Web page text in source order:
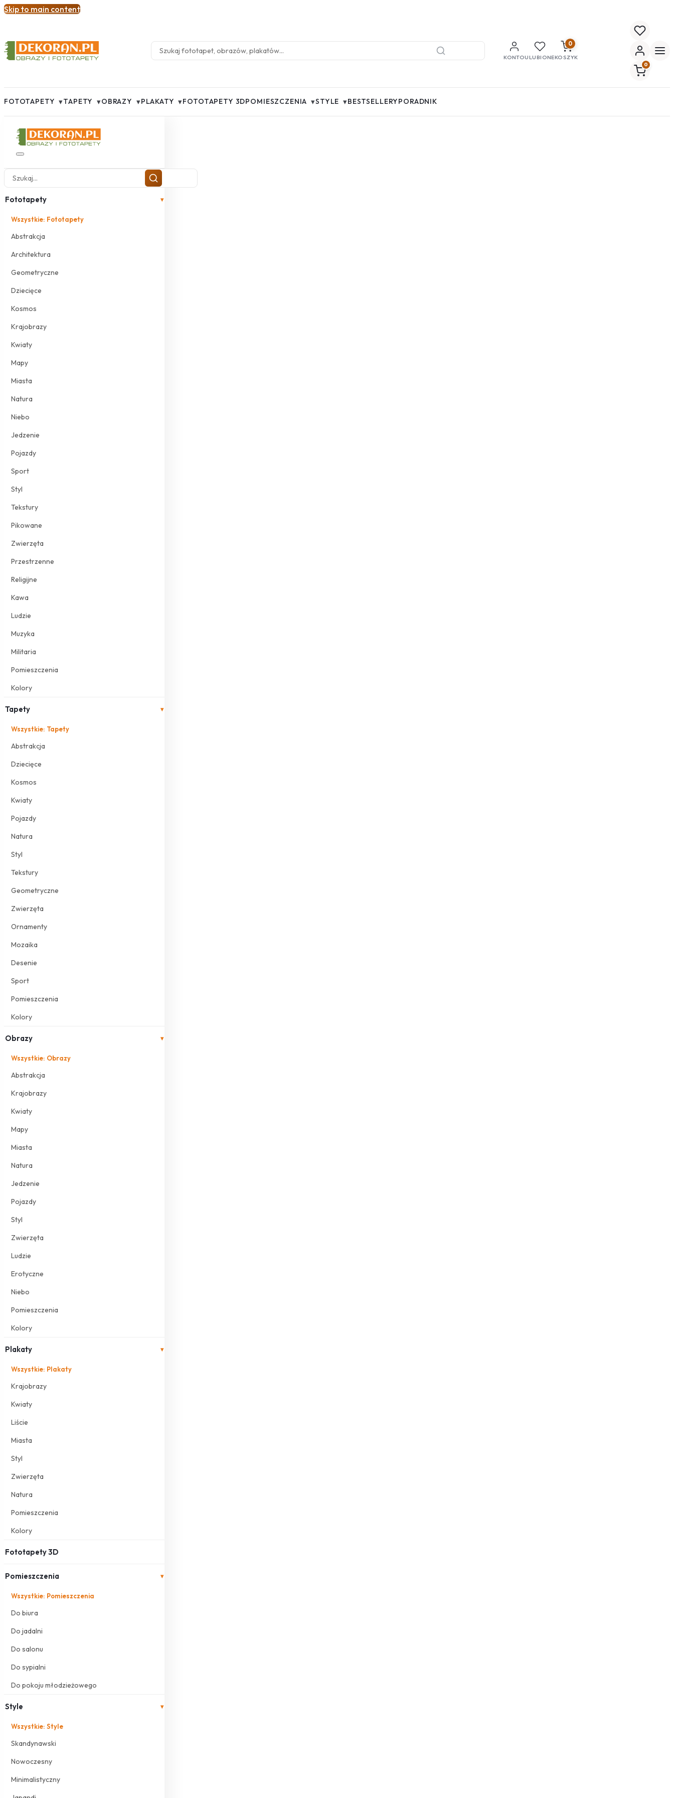
Skip to main content
KONTOULUBIONE
0
KOSZYK
0
FOTOTAPETY ▾TAPETY ▾OBRAZY ▾PLAKATY ▾FOTOTAPETY 3DPOMIESZCZENIA ▾STYLE ▾BESTSELLERYPORADNIK
Fototapety ▾
Wszystkie: Fototapety
Abstrakcja
Architektura
Geometryczne
Dziecięce
Kosmos
Krajobrazy
Kwiaty
Mapy
Miasta
Natura
Niebo
Jedzenie
Pojazdy
Sport
Styl
Tekstury
Pikowane
Zwierzęta
Przestrzenne
Religijne
Kawa
Ludzie
Muzyka
Militaria
Pomieszczenia
Kolory
Tapety ▾
Wszystkie: Tapety
Abstrakcja
Dziecięce
Kosmos
Kwiaty
Pojazdy
Natura
Styl
Tekstury
Geometryczne
Zwierzęta
Ornamenty
Mozaika
Desenie
Sport
Pomieszczenia
Kolory
Obrazy ▾
Wszystkie: Obrazy
Abstrakcja
Krajobrazy
Kwiaty
Mapy
Miasta
Natura
Jedzenie
Pojazdy
Styl
Zwierzęta
Ludzie
Erotyczne
Niebo
Pomieszczenia
Kolory
Plakaty ▾
Wszystkie: Plakaty
Krajobrazy
Kwiaty
Liście
Miasta
Styl
Zwierzęta
Natura
Pomieszczenia
Kolory
Fototapety 3D
Pomieszczenia ▾
Wszystkie: Pomieszczenia
Do biura
Do jadalni
Do salonu
Do sypialni
Do pokoju młodzieżowego
Style ▾
Wszystkie: Style
Skandynawski
Nowoczesny
Minimalistyczny